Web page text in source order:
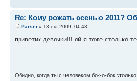
Re: Кому рожать осенью 2011?
Parser » 13 окт 2009, 04:43
приветик девочки!!! ой я тоже столько
Обидно, когда ты с человеком бок-о-бок